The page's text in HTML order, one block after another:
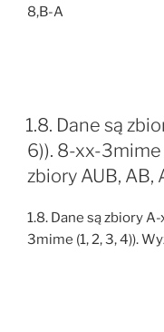
8,B-A
1.8. Dane są
6)). 8-xx-3mime
zbiory AUB, AB,
1.8. Dane są zbiory
3mime (1, 2, 3, 4)).